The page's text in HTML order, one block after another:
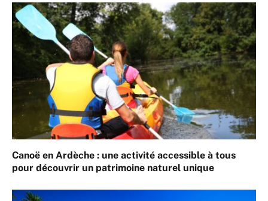
Canoë en Ardèche : une activité accessible à tous
pour découvrir un patrimoine naturel unique